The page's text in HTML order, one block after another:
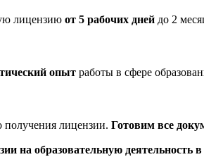
лицензиюот 5 рабочих дней до 2
опыт работы в сфере
получения лицензии.Готовим все
на образовательную деятельность